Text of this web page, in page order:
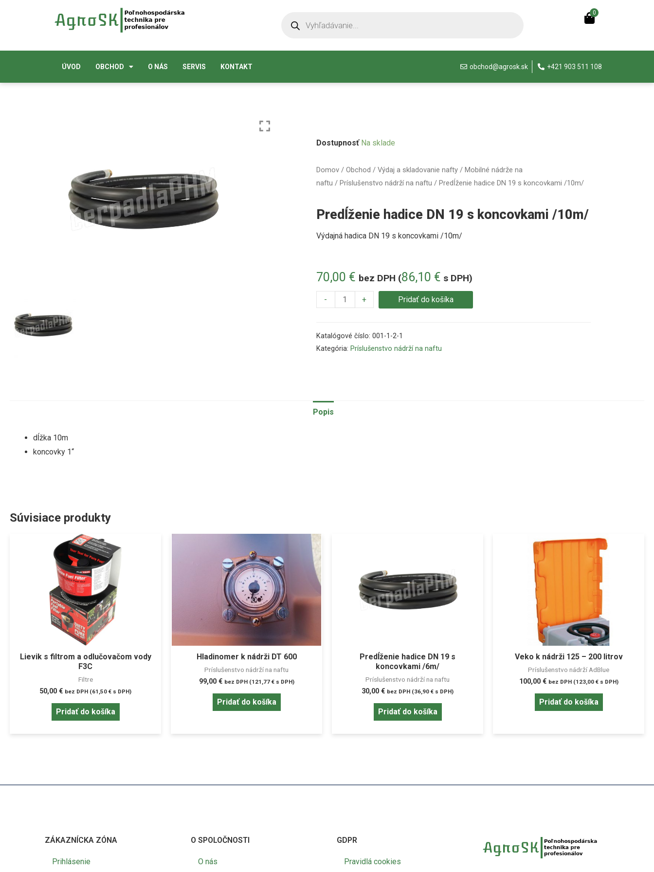
0
ÚVOD OBCHOD O NÁS SERVIS KONTAKT obchod@agrosk.sk +421 903 511 108
Domov/ Obchod / Výdaj a skladovanie nafty/ Mobilné nádrže na
naftu / Príslušenstvo nádrží na naftu / Predĺženie hadice DN 19 s koncovkami /10m/
Predĺženie hadice DN 19 s koncovkami /10m/
70,00 € bez DPH (86,10 € s DPH)
Výdajná hadica DN 19 s koncovkami /10m/
Dostupnosť Na sklade
- + Pridať do košíka
Katalógové číslo: 001-1-2-1
Kategória: Príslušenstvo nádrží na naftu
Popis
dĺžka 10m
koncovky 1“
Súvisiace produkty
Lievik s filtrom a odlučovačom vody
F3C
Filtre
50,00 € bez DPH (61,50 € s DPH)
Pridať do košíka
Hladinomer k nádrži DT 600
Príslušenstvo nádrží na naftu
99,00 € bez DPH (121,77 €s DPH)
Pridať do košíka
Predĺženie hadice DN 19 s
koncovkami /6m/
Príslušenstvo nádrží na naftu
30,00 € bez DPH (36,90 € s DPH)
Pridať do košíka
Veko k nádrži 125 – 200 litrov
Príslušenstvo nádrží AdBlue
100,00 € bez DPH (123,00 €s DPH)
Pridať do košíka
ZÁKAZNÍCKA ZÓNA
Prihlásenie
O SPOLOČNOSTI
O nás
GDPR
Pravidlá cookies